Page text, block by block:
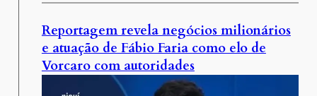
Reportagem revela negócios milionários
e atuação de Fábio Faria como elo de
Vorcaro com autoridades